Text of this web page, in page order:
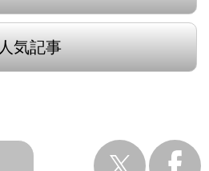
人気記事